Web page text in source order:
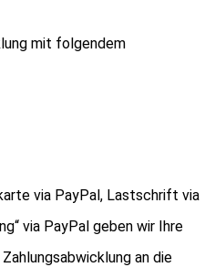
mit folgendem
via PayPal, Lastschrift via
via PayPal geben wir Ihre
an die